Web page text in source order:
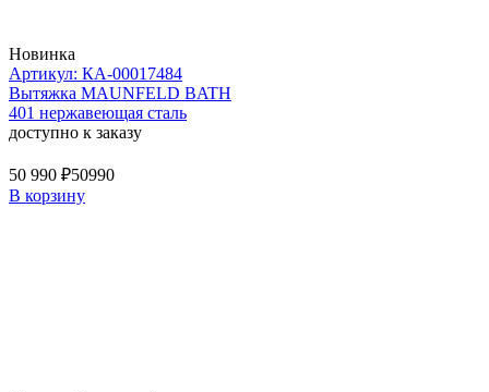
Новинка
Артикул: КА-00017484
Вытяжка MAUNFELD BATH
401 нержавеющая сталь
доступно к заказу
50 990 ₽50990
В корзину